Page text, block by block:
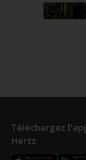
Téléchargez
Hertz